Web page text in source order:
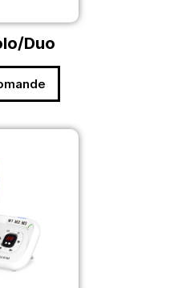
Duo